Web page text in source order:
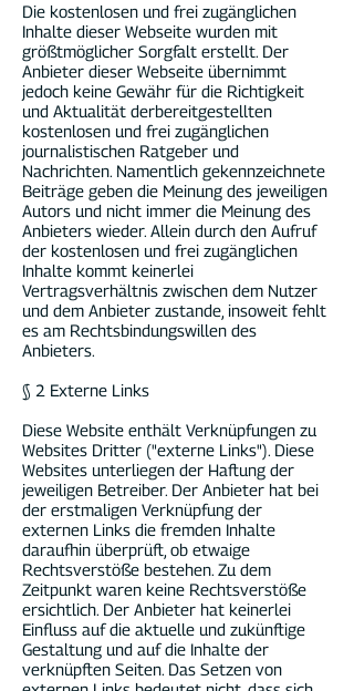
Die kostenlosen und frei zugänglichen
Inhalte dieser Webseite wurden mit
größtmöglicher Sorgfalt erstellt. Der
Anbieter dieser Webseite übernimmt
jedoch keine Gewähr für die Richtigkeit
und Aktualität derbereitgestellten
kostenlosen und frei zugänglichen
journalistischen Ratgeber und
Nachrichten. Namentlich gekennzeichnete
Beiträge geben die Meinung des jeweiligen
Autors und nicht immer die Meinung des
Anbieters wieder. Allein durch den Aufruf
der kostenlosen und frei zugänglichen
Inhalte kommt keinerlei
Vertragsverhältnis zwischen dem Nutzer
und dem Anbieter zustande, insoweit fehlt
es am Rechtsbindungswillen des
Anbieters.
§ 2 Externe Links
Diese Website enthält Verknüpfungen zu
Websites Dritter ("externe Links"). Diese
Websites unterliegen der Haftung der
jeweiligen Betreiber. Der Anbieter hat bei
der erstmaligen Verknüpfung der
externen Links die fremden Inhalte
daraufhin überprüft, ob etwaige
Rechtsverstöße bestehen. Zu dem
Zeitpunkt waren keine Rechtsverstöße
ersichtlich. Der Anbieter hat keinerlei
Einfluss auf die aktuelle und zukünftige
Gestaltung und auf die Inhalte der
verknüpften Seiten. Das Setzen von